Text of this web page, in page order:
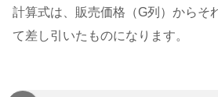
計算式は、販売価格（G列）からそ
て差し引いたものになります。